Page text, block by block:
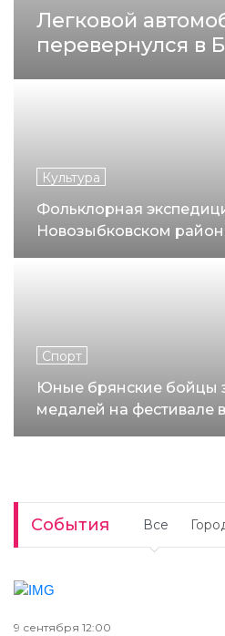
Легковой
перевернулся в
Культура
Фольклорная
Новозыбковском
Спорт
Юные брянские бойцы
медалей на фестивале
События Все
9 сентября 12:00